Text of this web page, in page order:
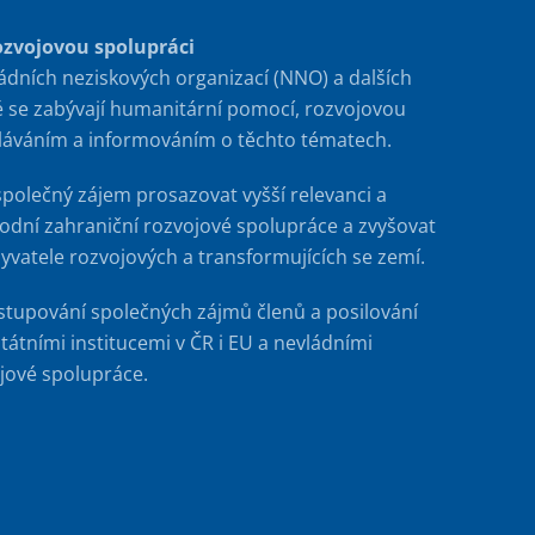
spolupráci
neziskových organizací (NNO) a dalších
se zabývají humanitární pomocí, rozvojovou
a informováním o těchto tématech.
zájem prosazovat vyšší relevanci a
zahraniční rozvojové spolupráce a zvyšovat
rozvojových a transformujících se zemí.
společných zájmů členů a posilování
institucemi v ČR i EU a nevládními
spolupráce.